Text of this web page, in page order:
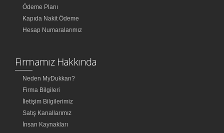
Ödeme Planı
Kapıda Nakit Ödeme
Hesap Numaralarımız
Firmamız Hakkında
Neden MyDukkan?
Firma Bilgileri
İletişim Bilgilerimiz
Satış Kanallarımız
İnsan Kaynakları